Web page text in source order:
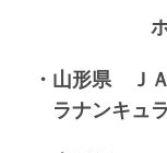
ホワイト
・山形県 Ｊ
ラナンキュ